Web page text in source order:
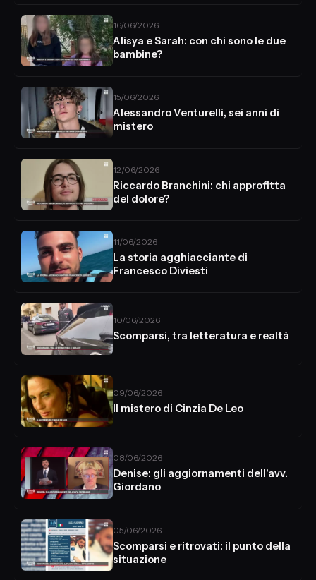
16/06/2026
Alisya e Sarah: con chi sono le due
bambine?
15/06/2026
Alessandro Venturelli, sei anni di
mistero
12/06/2026
Riccardo Branchini: chi approfitta
del dolore?
11/06/2026
La storia agghiacciante di
Francesco Diviesti
10/06/2026
Scomparsi, tra letteratura e realtà
09/06/2026
Il mistero di Cinzia De Leo
08/06/2026
Denise: gli aggiornamenti dell'avv.
Giordano
05/06/2026
Scomparsi e ritrovati: il punto della
situazione